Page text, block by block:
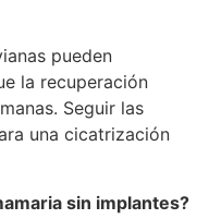
pueden
la recuperación
Seguir las
una cicatrización
sin implantes?